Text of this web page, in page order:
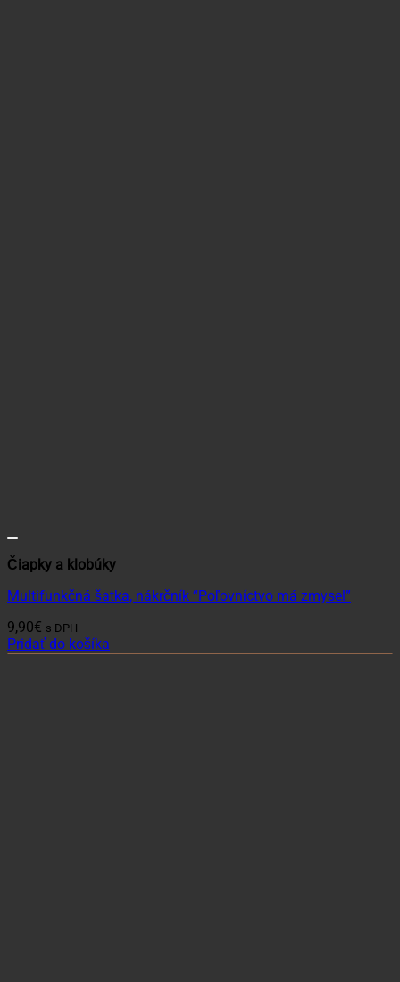
Čiapky a klobúky
Multifunkčná šatka, nákrčník “Poľovníctvo má zmysel”
9,90€ s DPH
Pridať do košíka